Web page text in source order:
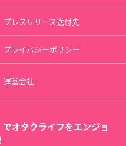
プレスリリース送付先
プライバシーポリシー
運営会社
オタクライフをエンジョ